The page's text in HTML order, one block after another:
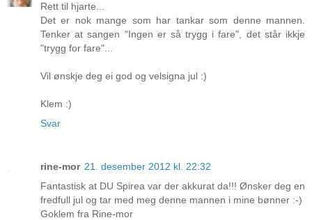
Rett til hjarte...
Det er nok mange som har tankar som denne mannen.
Tenker at sangen "Ingen er så trygg i fare", det står ikkje
"trygg for fare"...
Vil ønskje deg ei god og velsigna jul :)
Klem :)
Svar
rine-mor 21. desember 2012 kl. 22:32
Fantastisk at DU Spirea var der akkurat da!!! Ønsker deg en
fredfull jul og tar med meg denne mannen i mine bønner :-)
Goklem fra Rine-mor